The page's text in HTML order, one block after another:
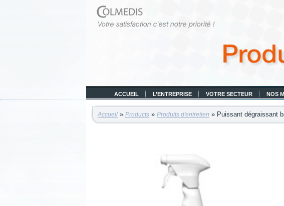
ACCUEIL L’ENTREPRISE VOTRE SECTEUR NOS
Accueil » Products » Produits d'entretien » Puissant dégraissant